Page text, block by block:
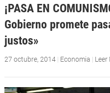
¡PASA EN
Gobierno promete
justos»
27 octubre, 2014| Economia | Leer